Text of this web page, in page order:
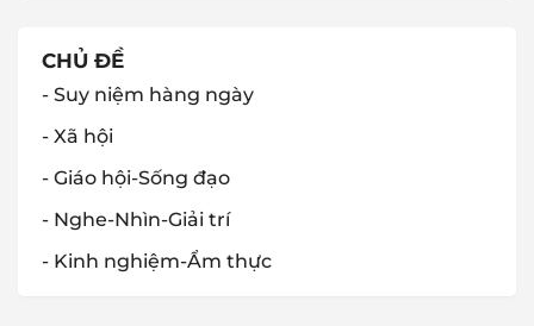
CHỦ ĐỀ
- Suy niệm hàng ngày
- Xã hội
- Giáo hội-Sống đạo
- Nghe-Nhìn-Giải trí
- Kinh nghiệm-Ẩm thực